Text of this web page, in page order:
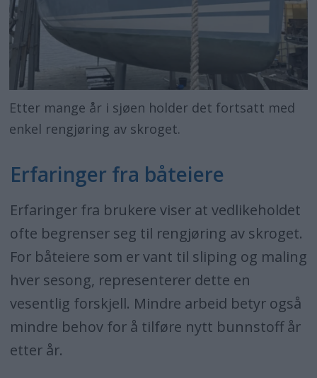
Etter mange år i sjøen holder det fortsatt med
enkel rengjøring av skroget.
Erfaringer fra båteiere
Erfaringer fra brukere viser at vedlikeholdet
ofte begrenser seg til rengjøring av skroget.
For båteiere som er vant til sliping og maling
hver sesong, representerer dette en
vesentlig forskjell. Mindre arbeid betyr også
mindre behov for å tilføre nytt bunnstoff år
etter år.